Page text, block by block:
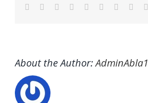
Facebook
TwitterLinkedIn
Reddit WhatsApp
TumblrPinterest
About the Author:AdminAbla1